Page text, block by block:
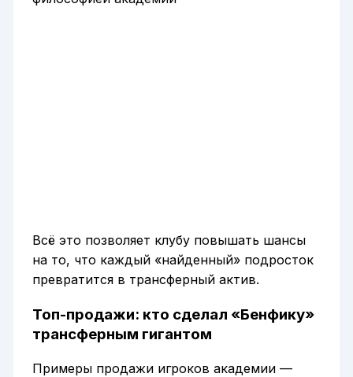
Всё это позволяет клубу повышать шансы
на то, что каждый «найденный» подросток
превратится в трансферный актив.
Топ-продажи: кто сделал «Бенфику»
трансферным гигантом
Примеры продажи игроков академии —